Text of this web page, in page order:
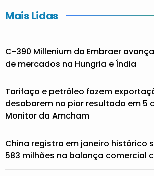
Mais Lidas
C-390 Millenium da Embraer
de mercados na Hungria e Índia
Tarifaço e petróleo fazem
desabarem no pior resultado em 5
Monitor da Amcham
China registra em janeiro histórico
583 milhões na balança comercial